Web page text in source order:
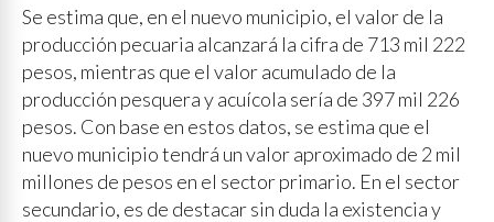
Se estima que, en el nuevo municipio, el valor de la
producción pecuaria alcanzará la cifra de 713 mil 222
pesos, mientras que el valor acumulado de la
producción pesquera y acuícola sería de 397 mil 226
pesos. Con base en estos datos, se estima que el
nuevo municipio tendrá un valor aproximado de 2 mil
millones de pesos en el sector primario. En el sector
secundario, es de destacar sin duda la existencia y